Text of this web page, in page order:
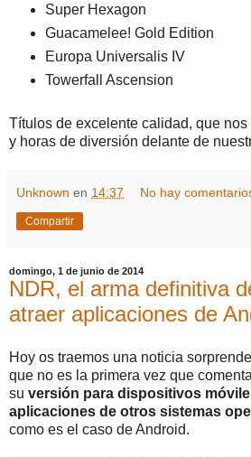
Super Hexagon
Guacamelee! Gold Edition
Europa Universalis IV
Towerfall Ascension
Títulos de excelente calidad, que
y horas de diversión delante de
Unknown en 14:37 No hay
Compartir
domingo, 1 de junio de 2014
NDR, el arma definitiva
atraer aplicaciones de
Hoy os traemos una noticia
que no es la primera vez que
su versión para dispositivos
aplicaciones de otros sistemas
como es el caso de Android.